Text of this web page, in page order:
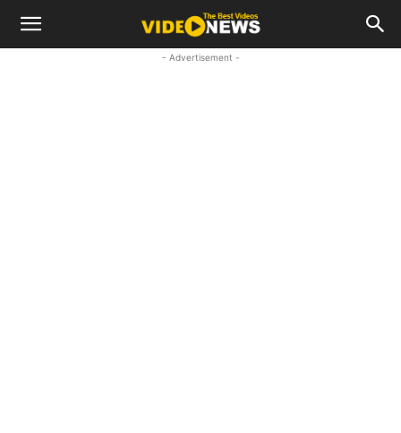
- Advertisement -